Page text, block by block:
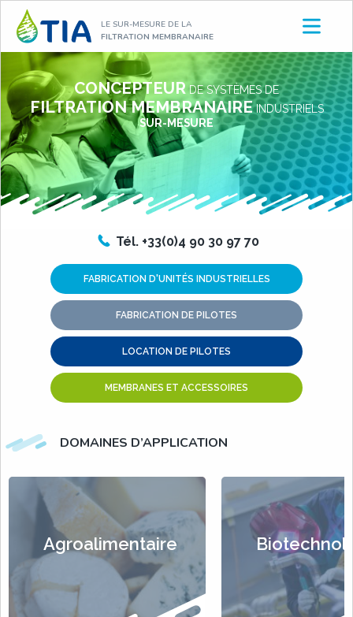
Aller
contenu
TIA
LE SUR-MESURE DE LA
FILTRATION MEMBRANAIRE
CONCEPTEUR DE SYSTÈMES DE
FILTRATION MEMBRANAIREINDUSTRIELS
SUR-MESURE
Tél. +33(0)4 90 30 97 70
FABRICATION D'UNITÉS INDUSTRIELLES
FABRICATION DE PILOTES
LOCATION DE PILOTES
MEMBRANES ET ACCESSOIRES
DOMAINES D’APPLICATION
Agroalimentaire